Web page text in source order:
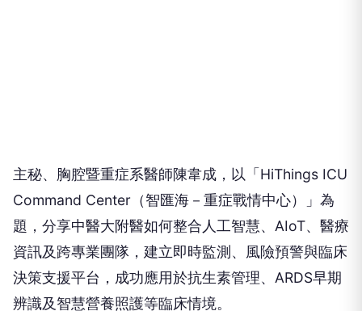
主秘、胸腔暨重症系醫師陳韋成，以「HiThings ICU
Command Center（智匯海－重症戰情中心）」為
題，分享中醫大附醫如何整合人工智慧、AIoT、醫療
資訊及跨專業團隊，建立即時監測、風險預警與臨床
決策支援平台，成功應用於抗生素管理、ARDS早期
辨識及智慧營養照護等臨床情境。